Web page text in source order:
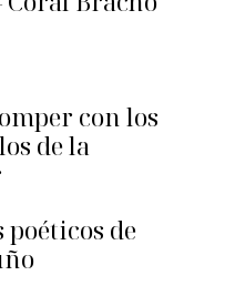
con los
de la
poéticos de